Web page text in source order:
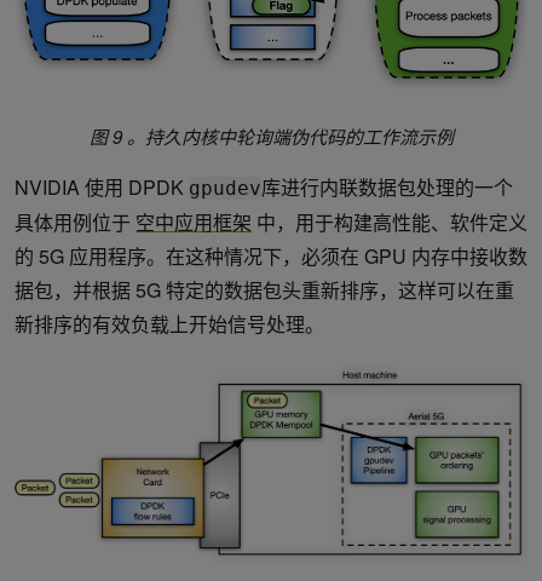
图 9 。持久内核中轮询端伪代码的工作流示例
NVIDIA 使用 DPDK gpudev库进行内联数据包处理的一个
具体用例位于 空中应用框架 中，用于构建高性能、软件定义
的 5G 应用程序。在这种情况下，必须在 GPU 内存中接收数
据包，并根据 5G 特定的数据包头重新排序，这样可以在重
新排序的有效负载上开始信号处理。